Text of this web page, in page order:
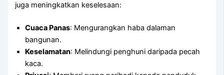
juga meningkatkan keselesaan:
Cuaca Panas: Mengurangkan haba dalaman
bangunan.
Keselamatan: Melindungi penghuni daripada pecah
kaca.